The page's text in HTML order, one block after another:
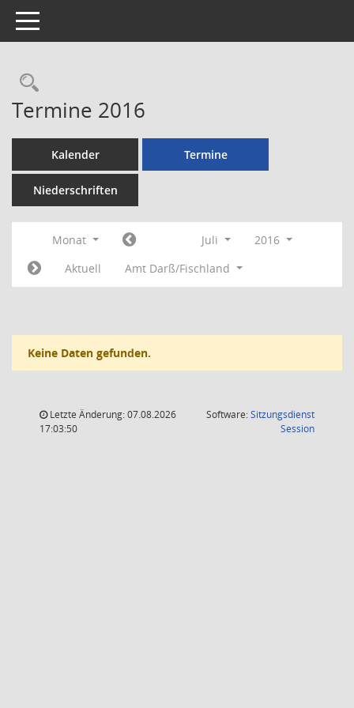
Toggle navigation
Rechercheauswahl
Termine 2016
Kalender Termine
Niederschriften
Monat Juli
2016
Aktuell
Amt Darß/Fischland
Keine Daten gefunden.
Letzte Änderung: 07.08.2026
17:03:50
Software:Sitzungsdienst
Session(Wird in